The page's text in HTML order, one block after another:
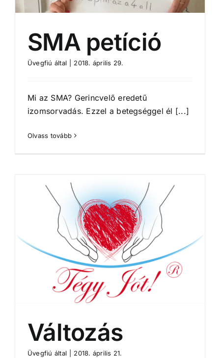
SMA petíció
Üvegfiú által 2018. április 29.
Mi az SMA? Gerincvelő eredetű
izomsorvadás. Ezzel a betegséggel él [...]
Olvass tovább
Változás
Üvegfiú által 2018. április 21.